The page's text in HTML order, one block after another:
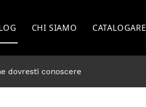
CHI SIAMO CATALOGARE
dovresti conoscere